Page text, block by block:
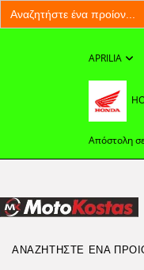
Search
for:
APRILIA
Απόστολη
ΑΝΑΖΗΤΉΣΤΕ ΈΝΑ
Search
for: